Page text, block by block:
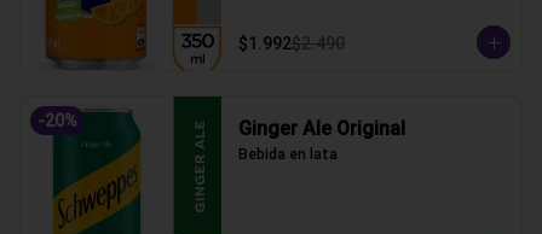
$1.992$2.490
-20% Ginger Ale Original
Bebida en lata